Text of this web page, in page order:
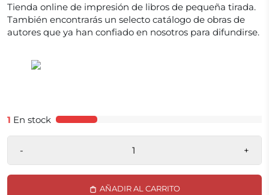
Tienda online de impresión de libros de pequeña tirada.
También encontrarás un selecto catálogo de obras de
autores que ya han confiado en nosotros para difundirse.
1 En stock
- +
AÑADIR AL CARRITO